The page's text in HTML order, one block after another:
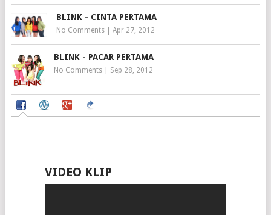
BLINK - CINTA PERTAMA
No Comments| Apr 27, 2012
BLINK - PACAR PERTAMA
No Comments| Sep 28, 2012
VIDEO KLIP